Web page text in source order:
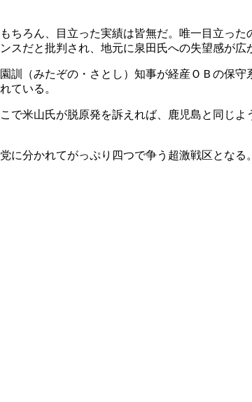
ろん、目立った実績は皆無だ。唯一目立った
だと批判され、地元に泉田氏への失望感が広
（みたぞの・さとし）知事が経産ＯＢの保
ている。
米山氏が脱原発を訴えれば、鹿児島と同じ
分かれてがっぷり四つで争う超激戦区となる。